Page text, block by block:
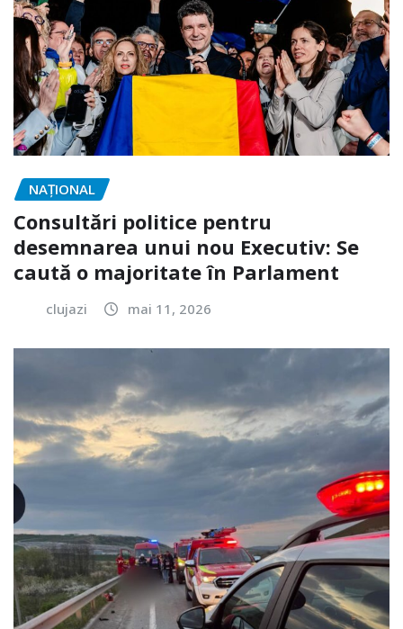
NAŢIONAL
Consultări politice pentru
desemnarea unui nou Executiv: Se
caută o majoritate în Parlament
clujazi mai 11, 2026